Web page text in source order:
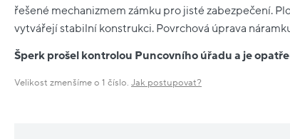
řešené mechanizmem zámku pro jisté zabezpečení.
vytvářejí stabilní konstrukci. Povrchová úprava
Šperk prošel kontrolou Puncovního úřadu a je
Velikost zmenšíme o 1 číslo. Jak postupovat?